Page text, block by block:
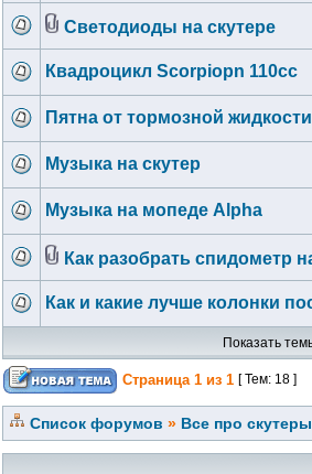
Светодиоды на скутере
Квадроцикл Scorpiopn 110cc
Пятна от тормозной
Музыка на скутер
Музыка на мопеде Alpha
Как разобрать спидометр
Как и какие лучше колонки
Показать
Страница 1 из 1 [ Тем: 18 ]
Список форумов » Все про